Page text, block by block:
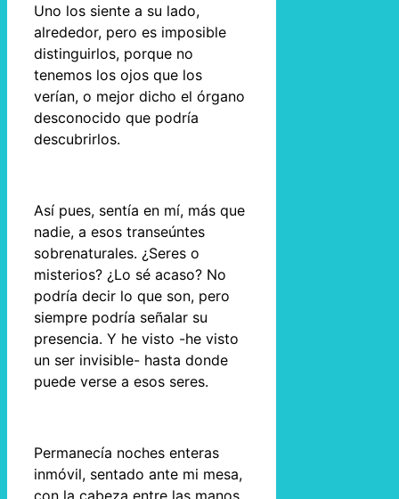
Uno los siente a su lado,
alrededor, pero es imposible
distinguirlos, porque no
tenemos los ojos que los
verían, o mejor dicho el órgano
desconocido que podría
descubrirlos.
Así pues, sentía en mí, más que
nadie, a esos transeúntes
sobrenaturales. ¿Seres o
misterios? ¿Lo sé acaso? No
podría decir lo que son, pero
siempre podría señalar su
presencia. Y he visto -he visto
un ser invisible- hasta donde
puede verse a esos seres.
Permanecía noches enteras
inmóvil, sentado ante mi mesa,
con la cabeza entre las manos